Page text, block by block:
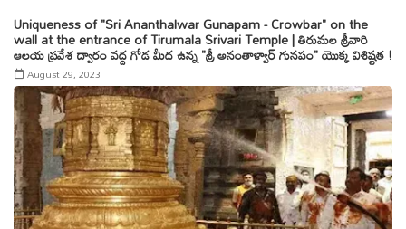
Uniqueness of "Sri Ananthalwar Gunapam - Crowbar" on the
wall at the entrance of Tirumala Srivari Temple | తిరుమల శ్రీవారి
ఆలయ ప్రవేశ ద్వారం వద్ద గోడ మీద ఉన్న "శ్రీ అనంతాళ్వార్ గునపం" యొక్క విశిష్టత !
August 29, 2023